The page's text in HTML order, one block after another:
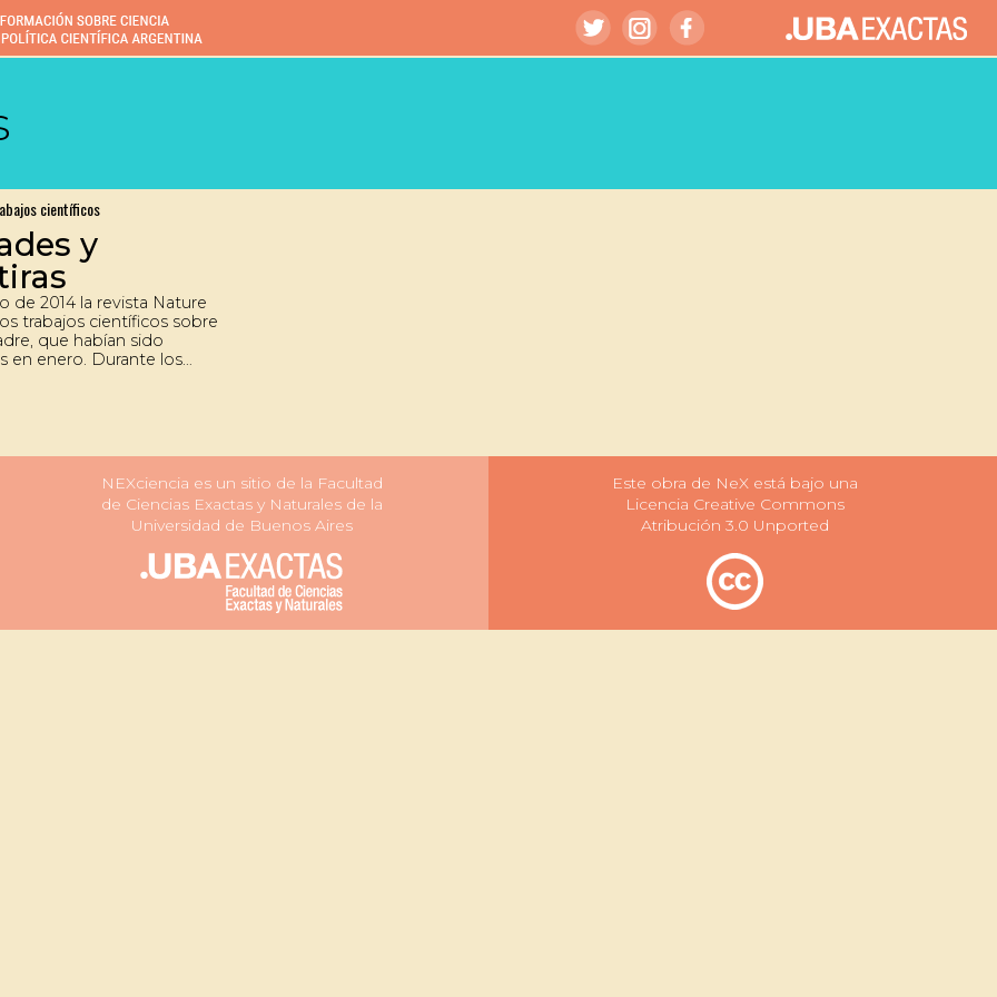
científicos
y
de 2014 la revista Nature
trabajos científicos sobre
que habían sido
en enero. Durante los
por mala conducta y el
donde se llevó a
fue amenazado
A medida que
los trabajos científicos,
incrementan los casos de
vez más artículos son
NEXciencia es un sitio de la Facultad
de Ciencias Exactas y Naturales de la
Universidad de Buenos Aires
Este obra de NeX está bajo una
Licencia Creative Commons
Atribución 3.0 Unported